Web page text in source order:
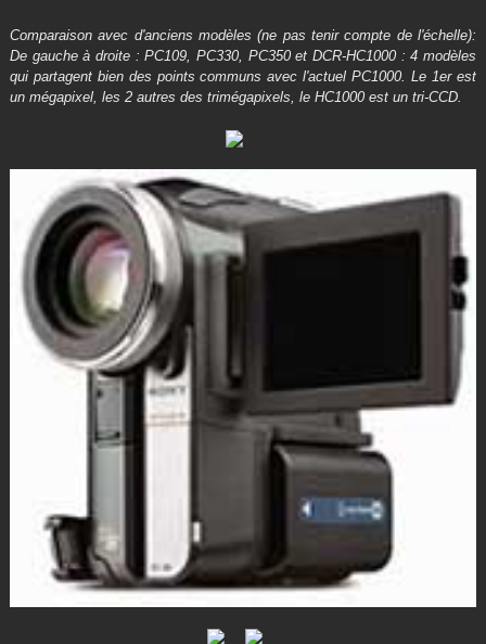
Comparaison avec d'anciens modèles(ne pas tenir compte de l'échelle):
De gauche à droite : PC109, PC330, PC350 et DCR-HC1000 : 4 modèles
qui partagent bien des points communs avec l'actuel PC1000. Le 1er est
un mégapixel, les 2 autres des trimégapixels, le HC1000 est un tri-CCD.